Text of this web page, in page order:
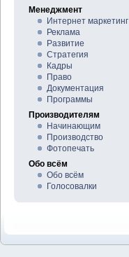
Менеджмент
Интернет маркетинг
Реклама
Развитие
Стратегия
Кадры
Право
Документация
Программы
Производителям
Начинающим
Производство
Фотопечать
Обо всём
Обо всём
Голосовалки